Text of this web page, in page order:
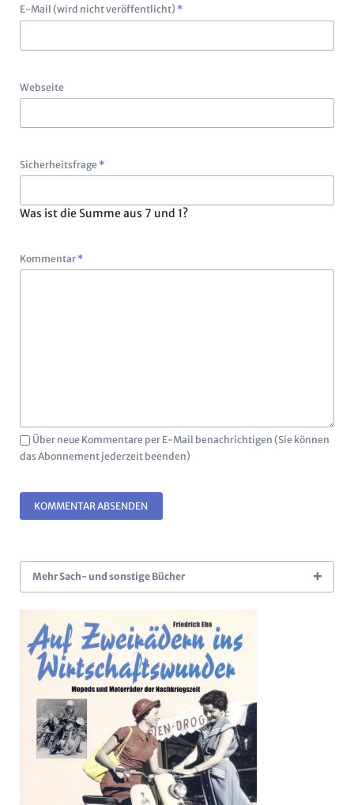
Pflichtfeld
E-Mail (wird nicht veröffentlicht) *
Webseite
Pflichtfeld
Sicherheitsfrage *
Was ist die Summe aus 7 und 1?
Pflichtfeld
Kommentar *
Über neue Kommentare per E-Mail benachrichtigen (Sie können
das Abonnement jederzeit beenden)
KOMMENTAR ABSENDEN
Mehr Sach- und sonstige Bücher